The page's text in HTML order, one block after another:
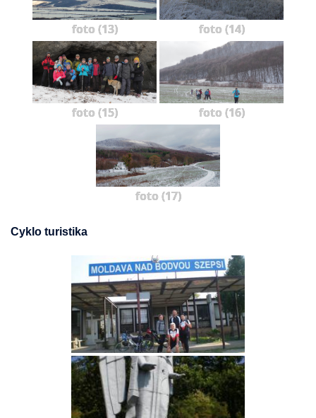
foto (13) foto (14)
foto (15) foto (16)
foto (17)
Cyklo turistika